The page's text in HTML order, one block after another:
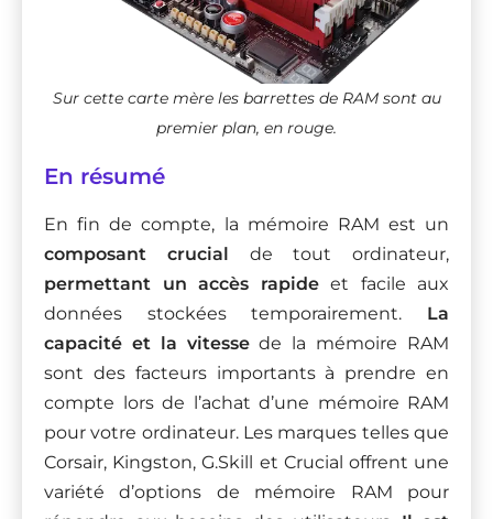
Sur cette carte mère les barrettes de RAM sont au
premier plan, en rouge.
En résumé
En fin de compte, la mémoire RAM est un
composant crucial de tout ordinateur,
permettant un accès rapideet facile aux
données stockées temporairement. La
capacité et la vitessede la mémoire RAM
sont des facteurs importants à prendre en
compte lors de l’achat d’une mémoire RAM
pour votre ordinateur. Les marques telles que
Corsair, Kingston, G.Skill et Crucial offrent une
variété d’options de mémoire RAM pour